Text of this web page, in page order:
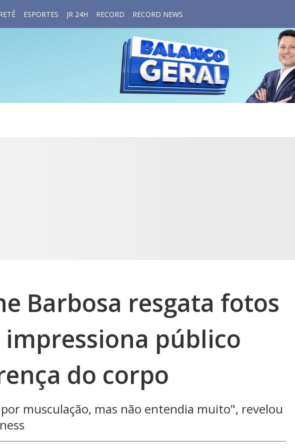
ESPORTES JR 24H RECORD RECORD NEWS
Barbosa resgata fotos
impressiona público
do corpo
musculação, mas não entendia muito", revelou